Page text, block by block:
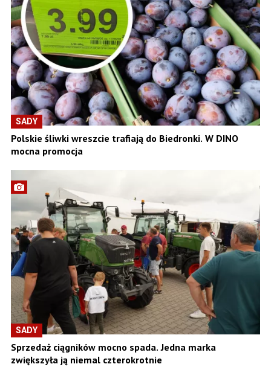
SADY
Polskie śliwki wreszcie trafiają do Biedronki. W DINO
mocna promocja
SADY
Sprzedaż ciągników mocno spada. Jedna marka
zwiększyła ją niemal czterokrotnie